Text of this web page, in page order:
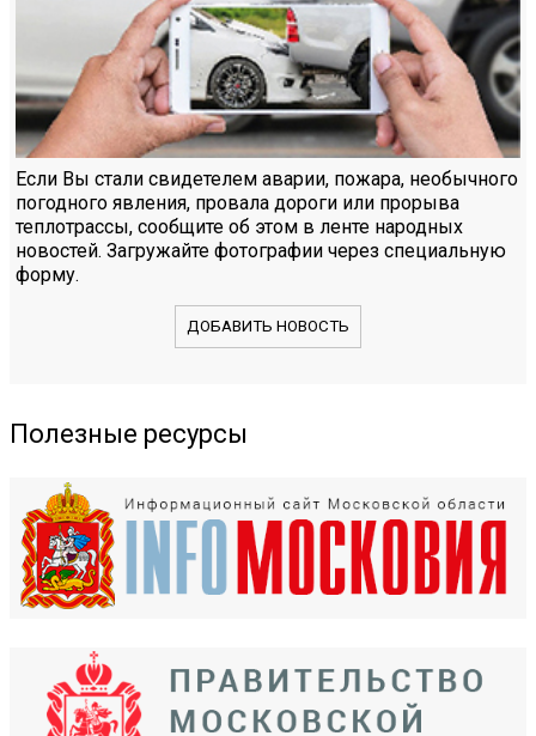
Если Вы стали свидетелем аварии, пожара, необычного
погодного явления, провала дороги или прорыва
теплотрассы, сообщите об этом в ленте народных
новостей. Загружайте фотографии через специальную
форму.
ДОБАВИТЬ НОВОСТЬ
Полезные ресурсы